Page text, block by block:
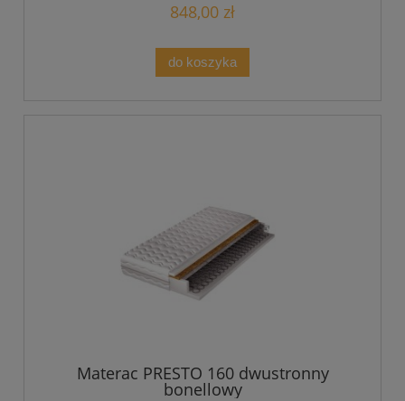
848,00 zł
do koszyka
Materac PRESTO 160 dwustronny
bonellowy